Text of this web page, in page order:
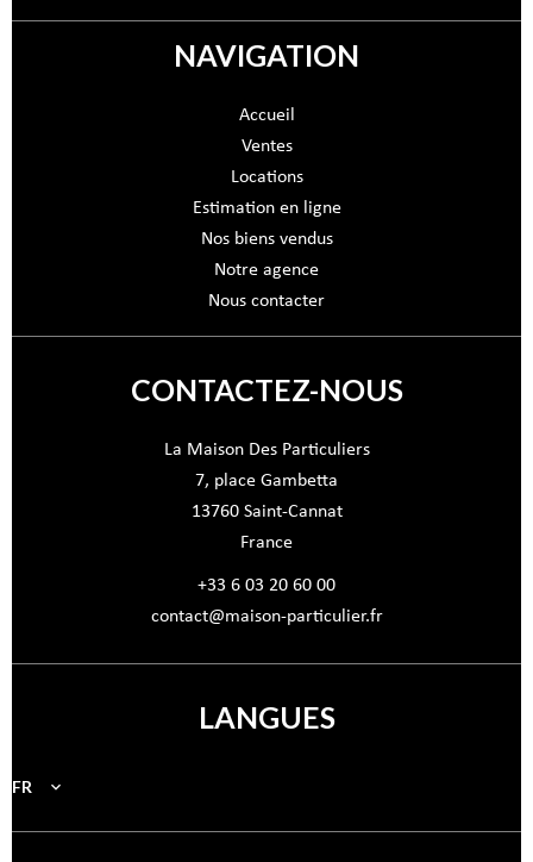
NAVIGATION
Accueil
Ventes
Locations
Estimation en ligne
Nos biens vendus
Notre agence
Nous contacter
CONTACTEZ-NOUS
La Maison Des Particuliers
7, place Gambetta
13760Saint-Cannat
France
+33 6 03 20 60 00
contact@maison-particulier.fr
LANGUES
FR